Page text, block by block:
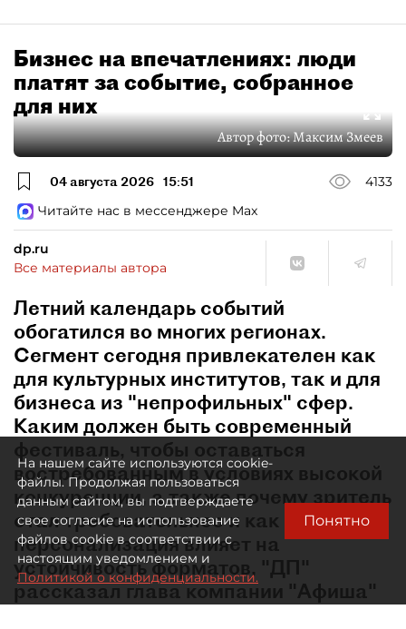
Бизнес на впечатлениях: люди
платят за событие, собранное
для них
Автор фото:Максим Змеев
04 августа 2026 15:51
4133
Читайте нас в мессенджере Max
dp.ru
Все материалы автора
Летний календарь событий
обогатился во многих регионах.
Сегмент сегодня привлекателен как
для культурных институтов, так и для
бизнеса из "непрофильных" сфер.
Каким должен быть современный
фестиваль, чтобы оставаться
востребованным в условиях высокой
конкуренции, а также почему зритель
стал требовательнее и как
персонализация влияет на
устойчивость форматов, "ДП"
рассказал глава компании "Афиша"
На нашем сайте используются cookie-
файлы. Продолжая пользоваться
данным сайтом, вы подтверждаете
свое согласие на использование
файлов cookie в соответствии с
настоящим уведомлением и
Политикой о конфиденциальности.
Понятно